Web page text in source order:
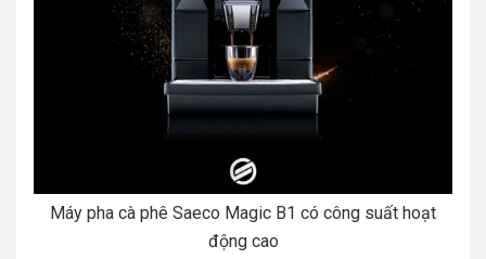
Máy pha cà phê Saeco Magic B1 có công suất hoạt
động cao